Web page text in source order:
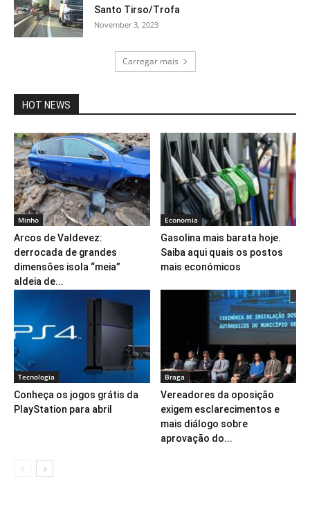
Santo Tirso/Trofa
November 3, 2023
Carregar mais
HOT NEWS
Minho
Arcos de Valdevez:
derrocada de grandes
dimensões isola “meia”
aldeia de...
Economia
Gasolina mais barata hoje.
Saiba aqui quais os postos
mais económicos
Tecnologia
Conheça os jogos grátis da
PlayStation para abril
Braga
Vereadores da oposição
exigem esclarecimentos e
mais diálogo sobre
aprovação do...